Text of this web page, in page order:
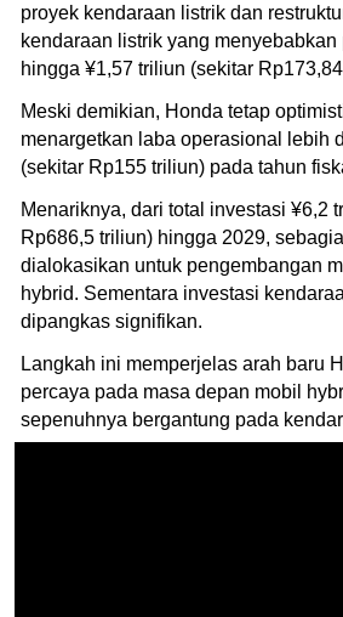
proyek kendaraan listrik dan
kendaraan listrik yang
hingga ¥1,57 triliun (sekitar
Meski demikian, Honda tetap
menargetkan laba operasional lebih
(sekitar Rp155 triliun) pada tahun
Menariknya, dari total investasi ¥6,2
Rp686,5 triliun) hingga 2029,
dialokasikan untuk pengembangan
hybrid. Sementara investasi
dipangkas signifikan.
Langkah ini memperjelas arah baru
percaya pada masa depan mobil
sepenuhnya bergantung pada